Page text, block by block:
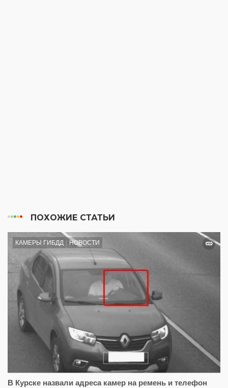
ПОХОЖИЕ СТАТЬИ
КАМЕРЫ ГИБДД НОВОСТИ
В Курске назвали адреса камер на ремень и телефон